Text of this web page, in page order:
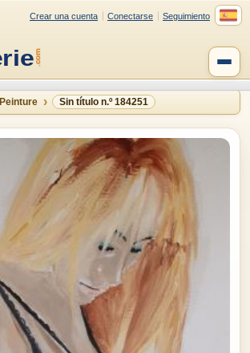
Crear una cuenta Conectarse Seguimiento
Peinture Sin título n.º 184251